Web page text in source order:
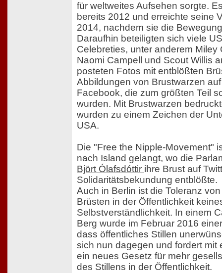
für weltweites Aufsehen sorgte.
bereits 2012 und erreichte seine
2014, nachdem sie die
Daraufhin beteiligten sich viele
Celebreties, unter anderem Miley
Naomi Campell und Scout Willis
posteten Fotos mit entblößten
Abbildungen von Brustwarzen
Facebook, die zum größten Teil
wurden. Mit Brustwarzen
wurden zu einem Zeichen der
USA.
Die "Free the Nipple-Movement"
nach Island gelangt, wo die
Björt Ólafsdóttir ihre Brust auf
Solidaritätsbekundung entblößte.
Auch in Berlin ist die Toleranz
Brüsten in der Öffentlichkeit
Selbstverständlichkeit. In einem
Berg wurde im Februar 2016
dass öffentliches Stillen
sich nun dagegen und fordert mit
ein neues Gesetz für mehr
des Stillens in der Öffentlichkeit.